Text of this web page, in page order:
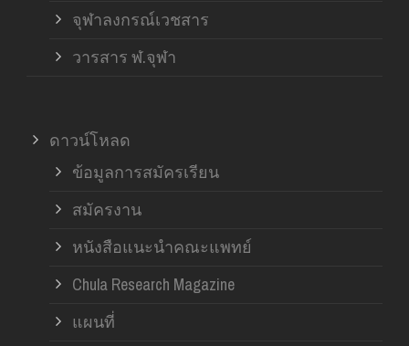
จุฬาลงกรณ์เวชสาร
วารสาร ฬ.จุฬา
ดาวน์โหลด
ข้อมูลการสมัครเรียน
สมัครงาน
หนังสือแนะนำคณะแพทย์
Chula Research Magazine
แผนที่